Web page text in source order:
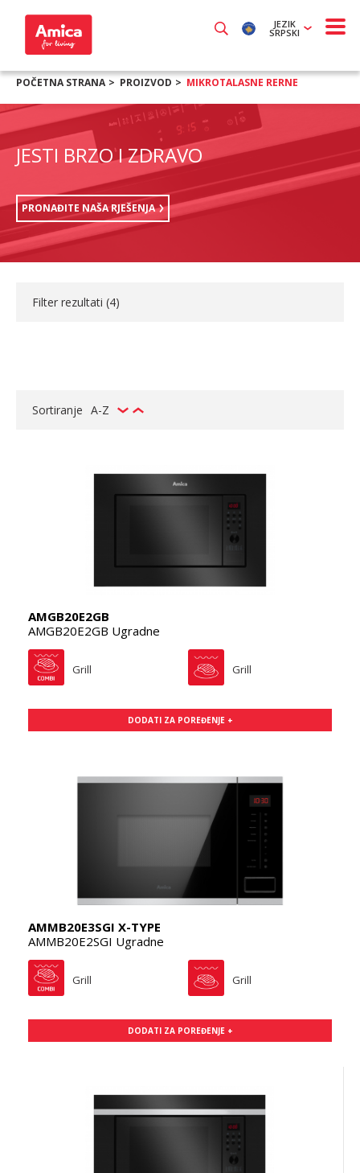
JEZIK
SRPSKI
POČETNA STRANA PROIZVOD MIKROTALASNE RERNE
JESTI BRZO I ZDRAVO
PRONAĐITE NAŠA RJEŠENJA
Filter rezultati (4)
Sortiranje A-Z
AMGB20E2GB
AMGB20E2GB Ugradne
Grill Grill
DODATI ZA POREĐENJE +
AMMB20E3SGI X-TYPE
AMMB20E2SGI Ugradne
Grill Grill
DODATI ZA POREĐENJE +